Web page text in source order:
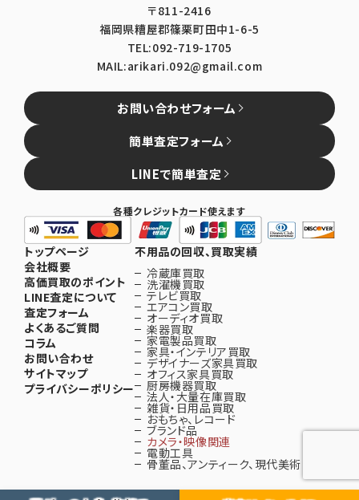
〒811-2416
福岡県糟屋郡篠栗町田中1-6-5
TEL:092-719-1705
MAIL:arikari.092@gmail.com
お問い合わせフォーム
簡単査定フォーム
LINEで簡単査定
各種クレジットカード使えます
トップページ
会社概要
高価買取のポイント
LINE査定について
査定フォーム
よくあるご質問
コラム
お問い合わせ
サイトマップ
プライバシーポリシー
不用品の回収、買取実績
冷蔵庫買取
洗濯機買取
テレビ買取
エアコン買取
オーディオ買取
楽器買取
家電製品買取
家具・インテリア買取
デザイナーズ家具買取
オフィス家具買取
厨房機器買取
法人・大量在庫買取
雑貨・日用品買取
おもちゃ、レコード
ブランド品
カメラ・映像関連
電動工具
骨董品、アンティーク、現代美術